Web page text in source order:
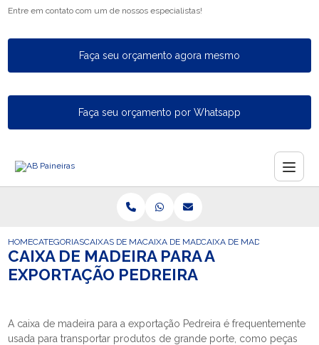
Entre em contato com um de nossos especialistas!
Faça seu orçamento agora mesmo
Faça seu orçamento por Whatsapp
HOMECATEGORIASCAIXAS DE MADEIRA PARA EXPORTACAO
CAIXA DE MADEIRA PARA EXPORTACAO
CAIXA DE MADEIRA PARA A
CAIXA DE MADEIRA PARA A
EXPORTAÇÃO PEDREIRA
A caixa de madeira para a exportação Pedreira é frequentemente
usada para transportar produtos de grande porte, como peças